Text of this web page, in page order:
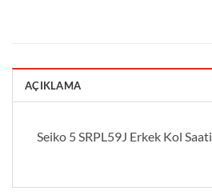
AÇIKLAMA
Seiko 5 SRPL59J Erkek Kol Saati